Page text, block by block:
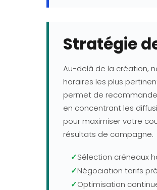
Stratégie
Au-delà de la création,
horaires les plus
permet de
en concentrant les
pour maximiser votre
résultats de campagne.
✓Sélection créneaux
✓Négociation tarifs
✓Optimisation